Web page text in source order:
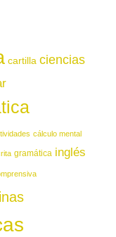
cartilla ciencias
cálculo mental
gramática inglés